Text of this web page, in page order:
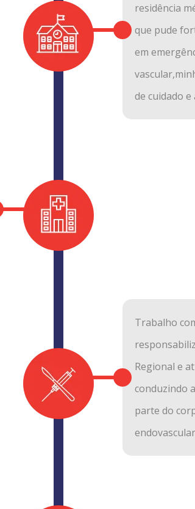
residência
que pude
em
de cuidado e
Trabalho
Regional e
conduzindo
parte do